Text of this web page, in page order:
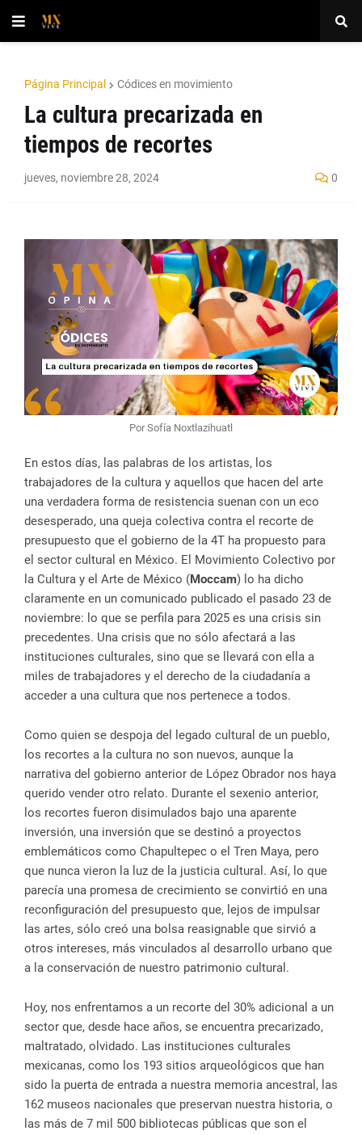
Página Principal Códices en movimiento
La cultura precarizada en
tiempos de recortes
jueves, noviembre 28, 2024 0
Por Sofía Noxtlazihuatl
En estos días, las palabras de los artistas, los
trabajadores de la cultura y aquellos que hacen del arte
una verdadera forma de resistencia suenan con un eco
desesperado, una queja colectiva contra el recorte de
presupuesto que el gobierno de la 4T ha propuesto para
el sector cultural en México. El Movimiento Colectivo por
la Cultura y el Arte de México (Moccam) lo ha dicho
claramente en un comunicado publicado el pasado 23 de
noviembre: lo que se perfila para 2025 es una crisis sin
precedentes. Una crisis que no sólo afectará a las
instituciones culturales, sino que se llevará con ella a
miles de trabajadores y el derecho de la ciudadanía a
acceder a una cultura que nos pertenece a todos.
Como quien se despoja del legado cultural de un pueblo,
los recortes a la cultura no son nuevos, aunque la
narrativa del gobierno anterior de López Obrador nos haya
querido vender otro relato. Durante el sexenio anterior,
los recortes fueron disimulados bajo una aparente
inversión, una inversión que se destinó a proyectos
emblemáticos como Chapultepec o el Tren Maya, pero
que nunca vieron la luz de la justicia cultural. Así, lo que
parecía una promesa de crecimiento se convirtió en una
reconfiguración del presupuesto que, lejos de impulsar
las artes, sólo creó una bolsa reasignable que sirvió a
otros intereses, más vinculados al desarrollo urbano que
a la conservación de nuestro patrimonio cultural.
Hoy, nos enfrentamos a un recorte del 30% adicional a un
sector que, desde hace años, se encuentra precarizado,
maltratado, olvidado. Las instituciones culturales
mexicanas, como los 193 sitios arqueológicos que han
sido la puerta de entrada a nuestra memoria ancestral, las
162 museos nacionales que preservan nuestra historia, o
las más de 7 mil 500 bibliotecas públicas que son el